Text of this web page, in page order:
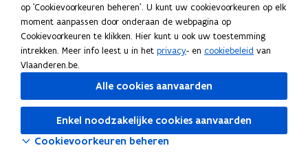
v
e
n
t
r
Steden en gemeenten die toegang geven tot
Mijn Burgerprofiel
i
K
o
op 'Cookievoorkeuren beheren'. U kunt uw cookievoorkeuren op elk
moment aanpassen door onderaan de webpagina op
Cookievoorkeuren te klikken. Hier kunt u ook uw toestemming
intrekken. Meer info leest u in het privacy- en cookiebeleid van
Vlaanderen.be.
Alle cookies aanvaarden
Enkel noodzakelijke cookies aanvaarden
Cookievoorkeuren beheren